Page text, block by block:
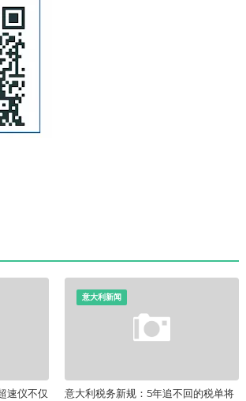
速仪不仅
意大利新闻
意大利税务新规：5年追不回的税单将